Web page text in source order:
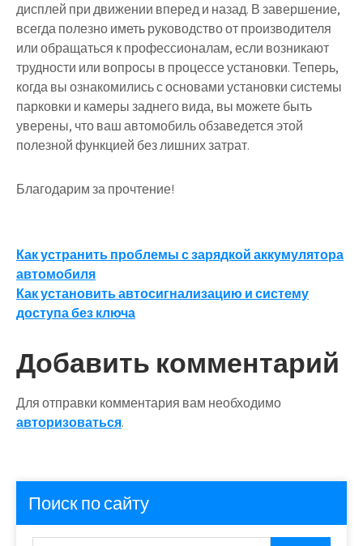
дисплей при движении вперед и назад. В завершение,
всегда полезно иметь руководство от производителя
или обращаться к профессионалам, если возникают
трудности или вопросы в процессе установки. Теперь,
когда вы ознакомились с основами установки системы
парковки и камеры заднего вида, вы можете быть
уверены, что ваш автомобиль обзаведется этой
полезной функцией без лишних затрат.
Благодарим за прочтение!
Навигация
по
записям
Как устранить проблемы с зарядкой аккумулятора
автомобиля
Как установить автосигнализацию и систему
доступа без ключа
Добавить комментарий
Для отправки комментария вам необходимо
авторизоваться.
Поиск по сайту